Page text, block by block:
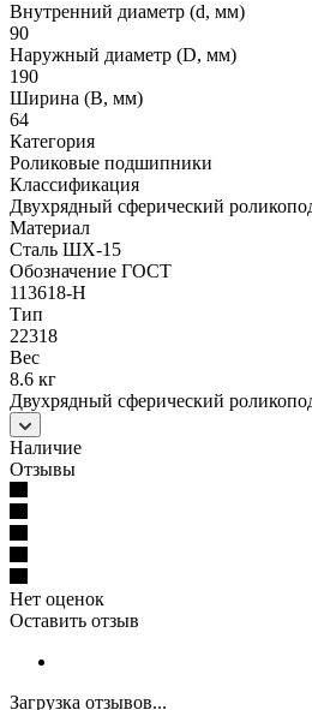
Внутренний диаметр (d, мм)
90
Наружный диаметр (D, мм)
190
Ширина (B, мм)
64
Категория
Роликовые подшипники
Классификация
Двухрядный сферический
Материал
Сталь ШХ-15
Обозначение ГОСТ
113618-Н
Тип
22318
Вес
8.6 кг
Двухрядный сферический
Наличие
Отзывы
Нет оценок
Оставить отзыв
Загрузка отзывов...